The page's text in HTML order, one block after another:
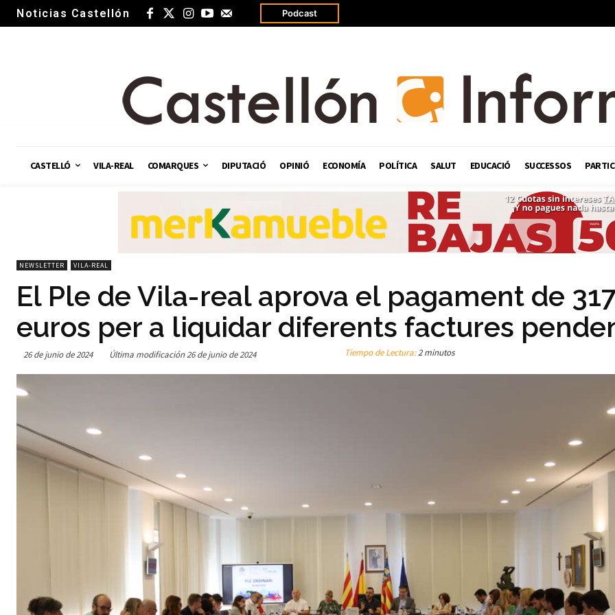
Noticias Castellón Podcast
CASTELLÓ VILA-REAL COMARQUES DIPUTACIÓ OPINIÓ ECONOMÍA POLÍTICA SALUT EDUCACIÓ SUCCESSOS
NEWSLETTER VILA-REAL
El Ple de Vila-real aprova el pagament de
euros per a liquidar diferents factures
26 de junio de 2024 Última modificación26 de junio de 2024 Tiempo de Lectura:2 minutos